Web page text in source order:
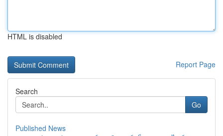
HTML is disabled
Report Page
Search
Go
Published News